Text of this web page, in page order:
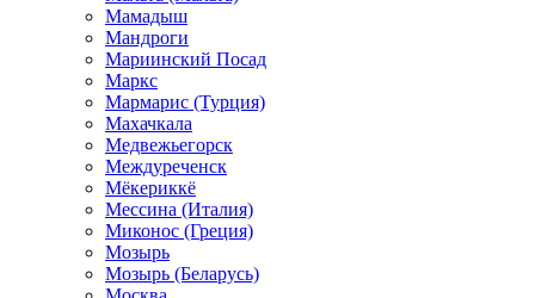
Мамадыш
Мандроги
Мариинский Посад
Маркс
Мармарис (Турция)
Махачкала
Медвежьегорск
Междуреченск
Мёкериккё
Мессина (Италия)
Миконос (Греция)
Мозырь
Мозырь (Беларусь)